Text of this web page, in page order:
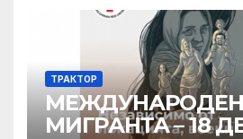
контрол
ТРАКТОР
МИГРАНТА – 18